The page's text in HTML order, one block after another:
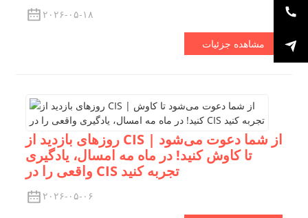
۲۰۲۶-۰۵-۱۸
مشاهده جزئیات
روزهای بازدید از CIS | از شما دعوت می‌شود
تا کاوش کنید! در ماه مه امسال، یادگیری
واقعی را در CIS تجربه کنید
۲۰۲۶-۰۵-۰۶